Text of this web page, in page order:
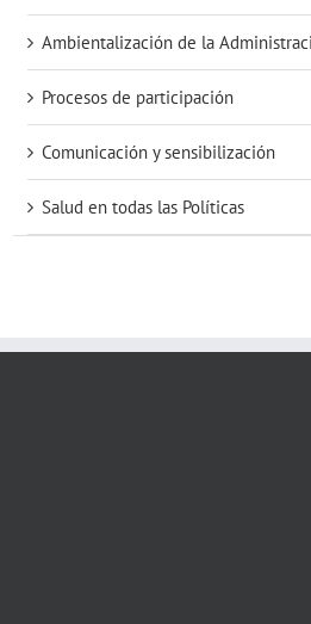
Ambientalización de la
Procesos de participación
Comunicación y sensibilización
Salud en todas las Políticas